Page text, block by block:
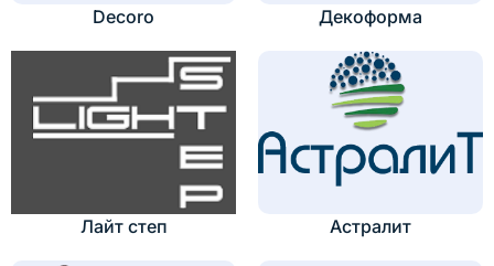
Decoro Декоформа
Лайт степ Астралит